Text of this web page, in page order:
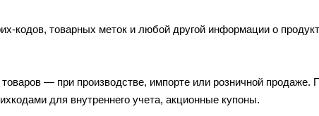
кодов, товарных меток и любой другой информации о
— при производстве, импорте или розничной продаже.
для внутреннего учета, акционные купоны.